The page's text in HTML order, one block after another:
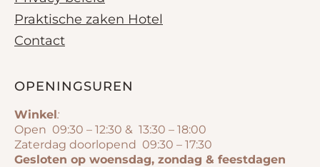
Praktische zaken Hotel
Contact
OPENINGSUREN
Winkel:
Open 09:30 – 12:30 & 13:30 – 18:00
Zaterdag doorlopend 09:30 – 17:30
Gesloten op woensdag, zondag & feestdagen